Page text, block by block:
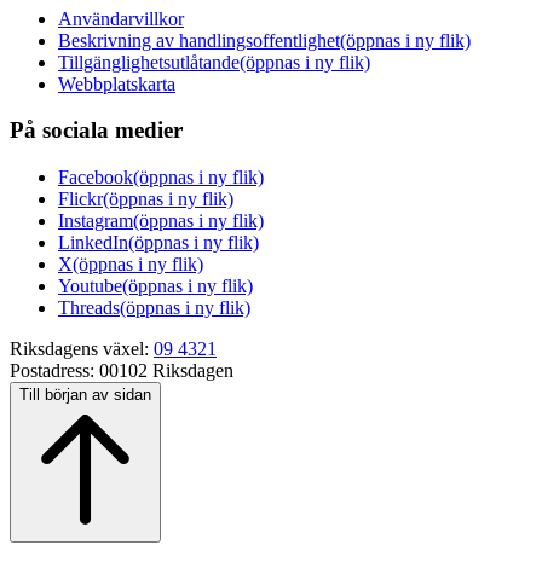
Användarvillkor
Beskrivning av handlingsoffentlighet(öppnas i ny flik)
Tillgänglighetsutlåtande(öppnas i ny flik)
Webbplatskarta
På sociala medier
Facebook(öppnas i ny flik)
Flickr(öppnas i ny flik)
Instagram(öppnas i ny flik)
LinkedIn(öppnas i ny flik)
X(öppnas i ny flik)
Youtube(öppnas i ny flik)
Threads(öppnas i ny flik)
Riksdagens växel: 09 4321
Postadress: 00102 Riksdagen
Till början av sidan